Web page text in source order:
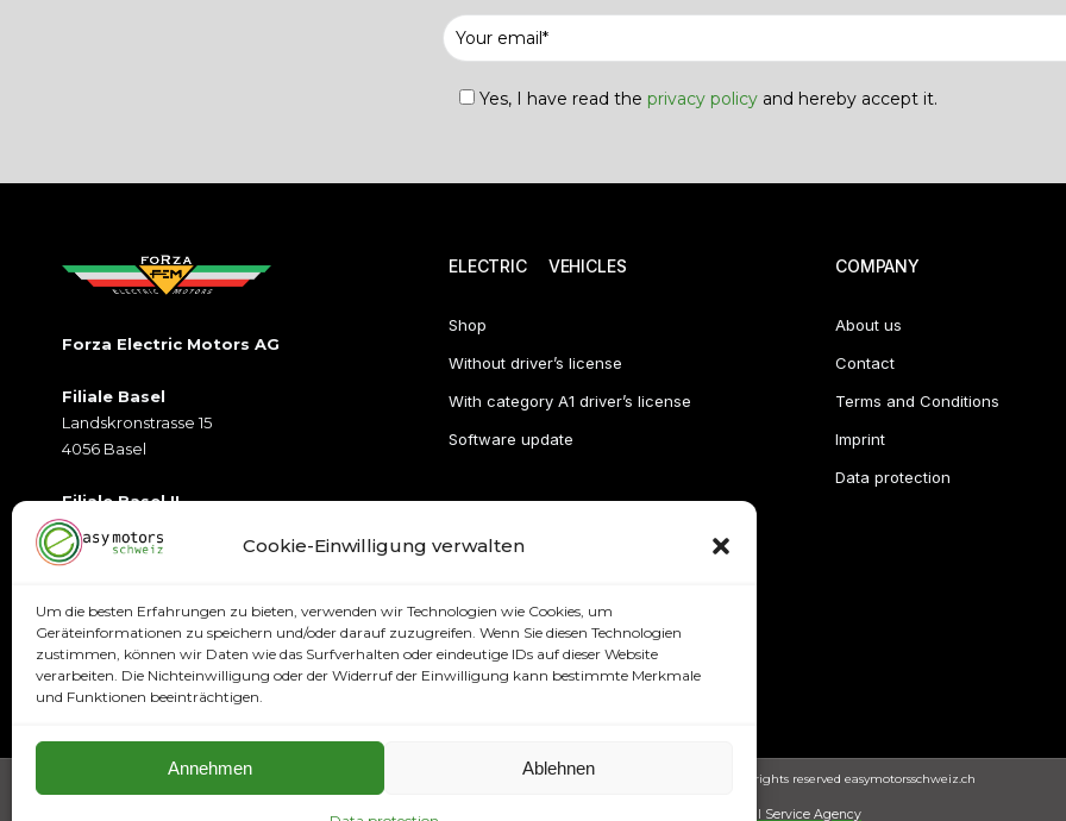
Cookie-Einwilligung verwalten
Um die besten Erfahrungen zu bieten, verwenden wir Technologien wie Cookies, um
Geräteinformationen zu speichern und/oder darauf zuzugreifen. Wenn Sie diesen Technologien
zustimmen, können wir Daten wie das Surfverhalten oder eindeutige IDs auf dieser Website
verarbeiten. Die Nichteinwilligung oder der Widerruf der Einwilligung kann bestimmte Merkmale
und Funktionen beeinträchtigen.
Annehmen Ablehnen
Yes, I have read the privacy policy and hereby accept it.
Forza Electric Motors AG
Filiale Basel
Landskronstrasse 15
4056 Basel
Filiale Basel II
Münchensteinerstrasse 2
4052Basel
T:+41 79 395 77 77
E:info@easymotorsschweiz.ch
ELECTRIC VEHICLES
Shop
Without driver’s license
With category A1 driver’s license
Software update
COMPANY
About us
Contact
Terms and Conditions
Imprint
Data protection
Copyright © 2024. All rights reserved easymotorsschweiz.ch
Full Service Agency